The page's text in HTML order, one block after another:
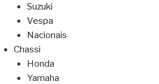
Suzuki
Vespa
Nacionais
Chassi
Honda
Yamaha